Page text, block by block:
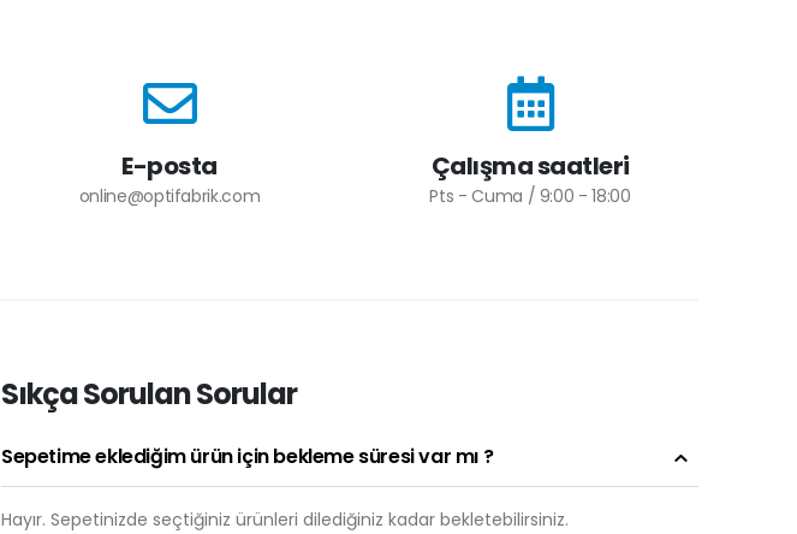
E-posta
online@optifabrik.com
Çalışma saatleri
Pts - Cuma / 9:00 - 18:00
Sıkça Sorulan Sorular
Sepetime eklediğim ürün için bekleme süresi var mı ?
Hayır. Sepetinizde seçtiğiniz ürünleri dilediğiniz kadar bekletebilirsiniz.